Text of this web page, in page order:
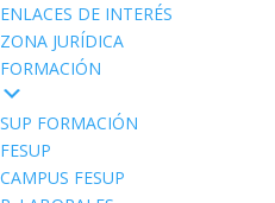
ENLACES DE INTERÉS
ZONA JURÍDICA
FORMACIÓN
SUP FORMACIÓN
FESUP
CAMPUS FESUP